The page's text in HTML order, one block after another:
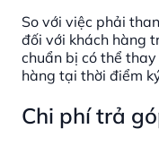
So với việc phải
đối với khách hàng
chuẩn bị có thể
hàng tại thời điểm
Chi phí trả